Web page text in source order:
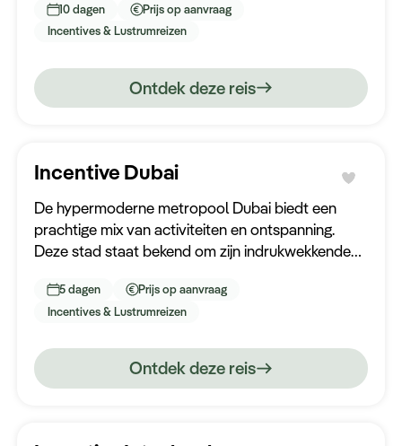
en eindigt in Kuşadası voor Efeze, stranden en de
Turkse keuken.
10 dagen
Prijs op aanvraag
Incentives & Lustrumreizen
Ontdek deze reis
Incentive Dubai
De hypermoderne metropool Dubai biedt een
prachtige mix van activiteiten en ontspanning.
Deze stad staat bekend om zijn indrukwekkende
wereldberoemde bezienswaardigheden.
5 dagen
Prijs op aanvraag
Incentives & Lustrumreizen
Ontdek deze reis